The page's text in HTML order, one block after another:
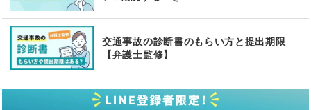
交通事故の診断書のもらい方と提出期限
【弁護士監修】